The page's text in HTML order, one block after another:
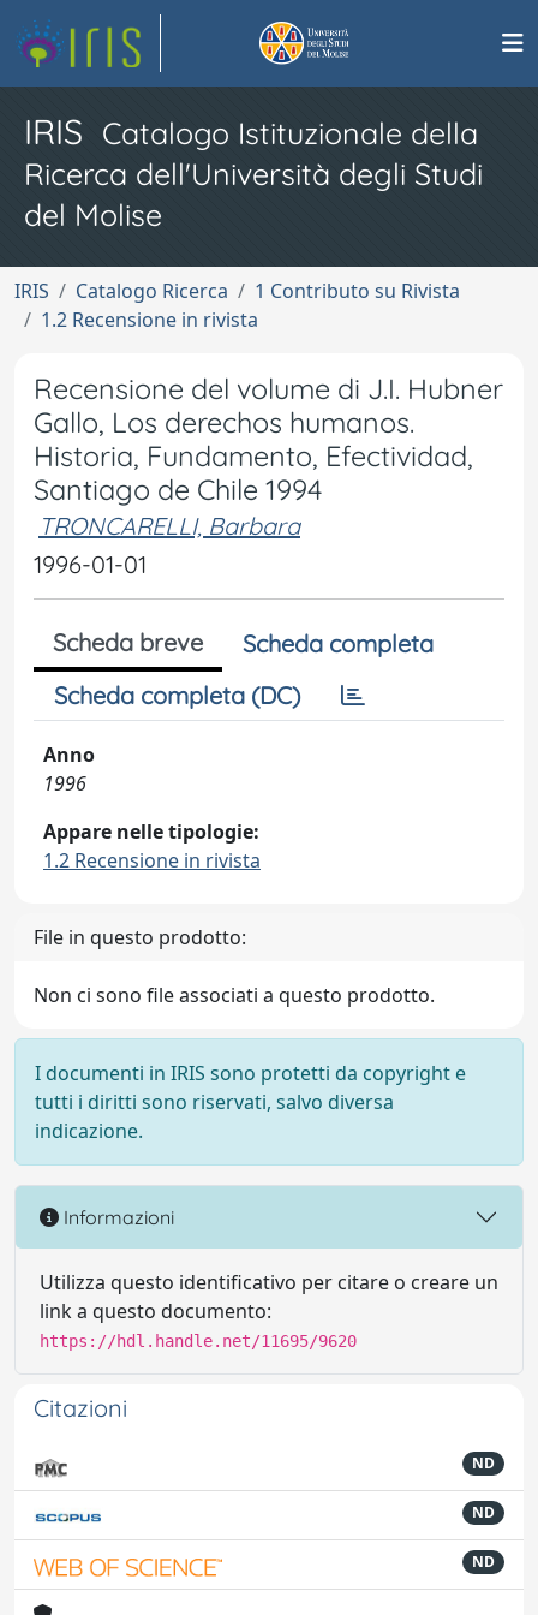
IRIS Catalogo Istituzionale della
Ricerca dell'Università degli Studi
del Molise
IRIS Catalogo Ricerca
1 Contributo su Rivista
1.2 Recensione in rivista
Recensione del volume di J.I. Hubner
Gallo, Los derechos humanos.
Historia, Fundamento, Efectividad,
Santiago de Chile 1994
TRONCARELLI, Barbara
1996-01-01
Scheda breve
Scheda completa
Scheda completa (DC)
Anno
1996
Appare nelle tipologie:
1.2 Recensione in rivista
File in questo prodotto:
Non ci sono file associati a questo prodotto.
I documenti in IRIS sono protetti da copyright e
tutti i diritti sono riservati, salvo diversa
indicazione.
Informazioni
Utilizza questo identificativo per citare o creare un
link a questo documento:
https://hdl.handle.net/11695/9620
Citazioni
ND
ND
ND